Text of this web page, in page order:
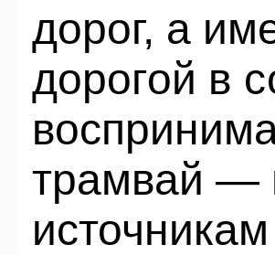
дорог, а
дорогой в
трамвай —